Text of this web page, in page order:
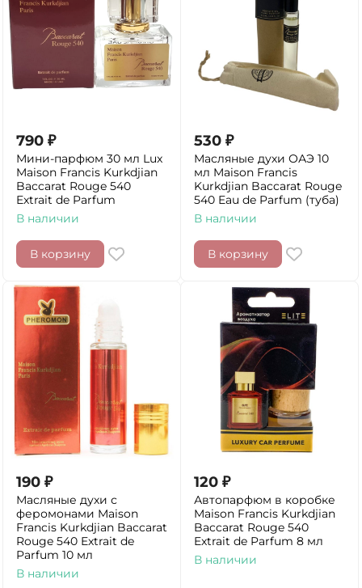
790 ₽
Мини-парфюм 30 мл Lux
Maison Francis Kurkdjian
Baccarat Rouge 540
Extrait de Parfum
В наличии
В корзину
530 ₽
Масляные духи ОАЭ 10
мл Maison Francis
Kurkdjian Baccarat Rouge
540 Eau de Parfum (туба)
В наличии
В корзину
190 ₽
Масляные духи с
феромонами Maison
Francis Kurkdjian Baccarat
Rouge 540 Extrait de
Parfum 10 мл
В наличии
120 ₽
Автопарфюм в коробке
Maison Francis Kurkdjian
Baccarat Rouge 540
Extrait de Parfum 8 мл
В наличии